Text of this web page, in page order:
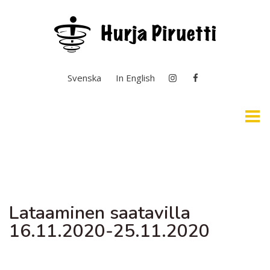
Valitse kieli
Svenska In English
Ajankohtaista
Yleistä toiminnasta
Lataaminen saatavilla
16.11.2020-25.11.2020